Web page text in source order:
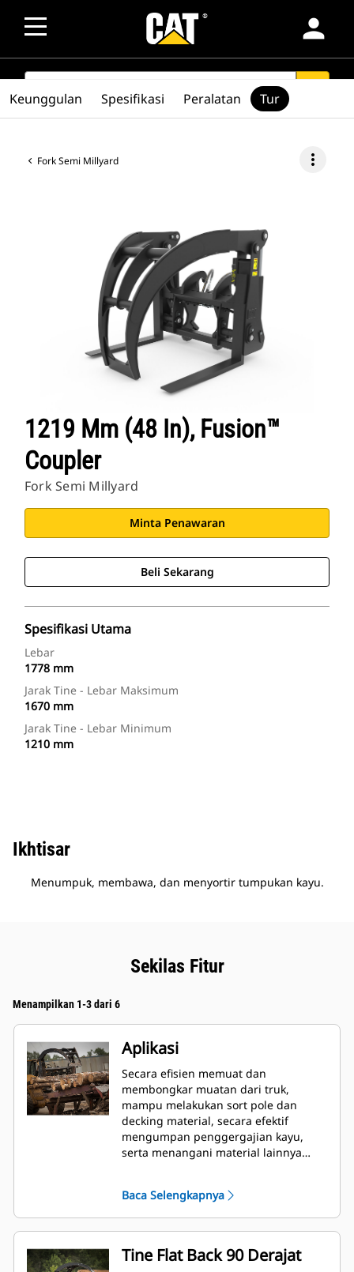
person
SEARCH
Fork Semi Millyard more_vert
1219 Mm (48 In), Fusion™
Coupler
Fork Semi Millyard
Minta Penawaran
Beli Sekarang
Spesifikasi Utama
Lebar
1778 mm
Jarak Tine - Lebar Maksimum
1670 mm
Jarak Tine - Lebar Minimum
1210 mm
Keunggulan Spesifikasi Peralatan Tur
Ikhtisar
Menumpuk, membawa, dan menyortir tumpukan kayu.
Sekilas Fitur
Menampilkan 1-3 dari 6
Aplikasi
Secara efisien memuat dan
membongkar muatan dari truk,
mampu melakukan sort pole dan
decking material, secara efektif
mengumpan penggergajian kayu,
serta menangani material lainnya
Baca Selengkapnya
Tine Flat Back 90 Derajat